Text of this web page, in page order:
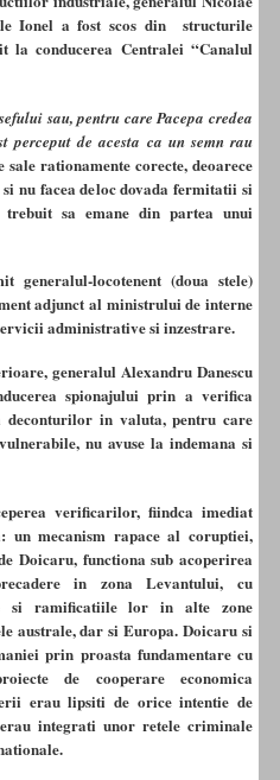
Ionel a fost scos din structurile
la conducerea Centralei “Canalul
sau, pentru care Pacepa credea
perceput de acesta ca un semn rau
rationamente corecte, deoarece
nu facea deloc dovada fermitatii si
sa emane din partea unui
generalul-locotenent (doua stele)
adjunct al ministrului de interne
administrative si inzestrare.
generalul Alexandru Danescu
spionajului prin a verifica
deconturilor in valuta, pentru care
nu avuse la indemana si
verificarilor, fiindca imediat
un mecanism rapace al coruptiei,
Doicaru, functiona sub acoperirea
in zona Levantului, cu
si ramificatiile lor in alte zone
australe, dar si Europa. Doicaru si
prin proasta fundamentare cu
de cooperare economica
erau lipsiti de orice intentie de
integrati unor retele criminale